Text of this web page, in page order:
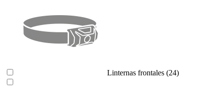
Linternas frontales (24)